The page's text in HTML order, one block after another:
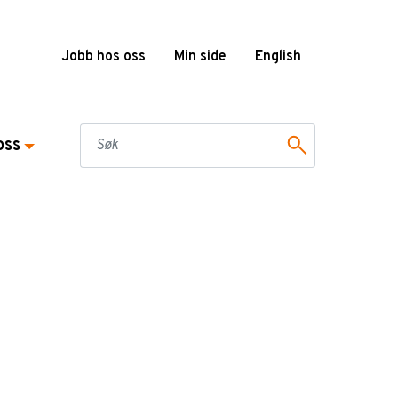
Jobb hos oss Min side English